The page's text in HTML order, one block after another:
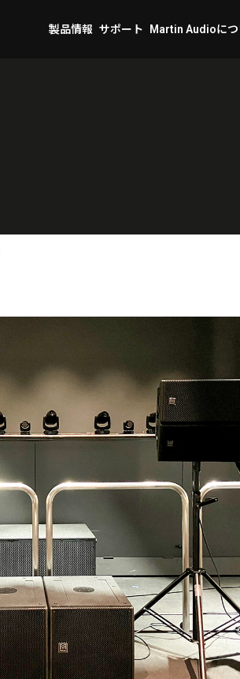
製品情報 サポート Martin Audioにつ